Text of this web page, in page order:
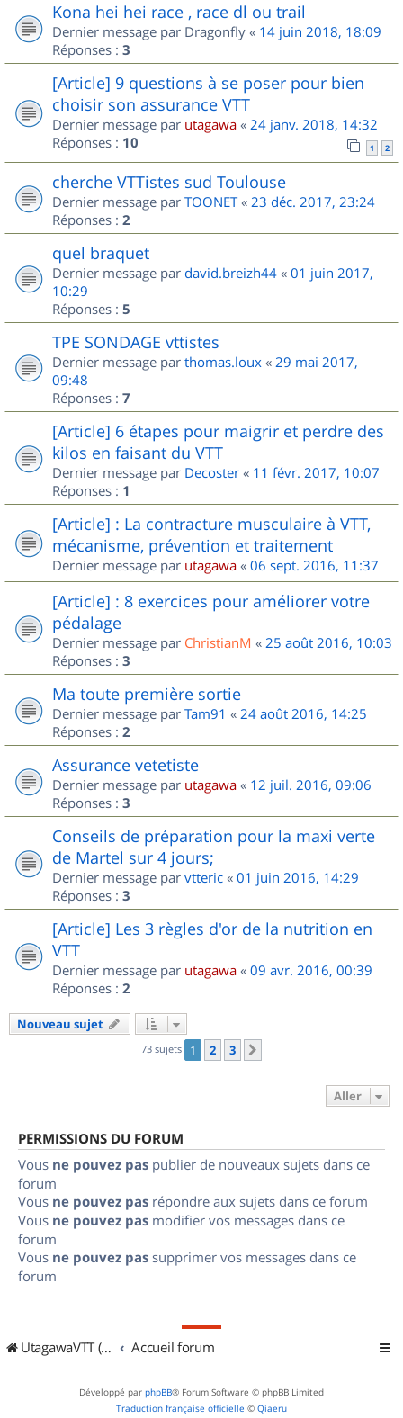
Kona hei hei race , race dl ou trail
Dernier message par Dragonfly « 14 juin 2018, 18:09
Réponses : 3
[Article] 9 questions à se poser pour bien
choisir son assurance VTT
Dernier message par utagawa « 24 janv. 2018, 14:32
Réponses : 10 1 2
cherche VTTistes sud Toulouse
Dernier message par TOONET« 23 déc. 2017, 23:24
Réponses : 2
quel braquet
Dernier message par david.breizh44 « 01 juin 2017,
10:29
Réponses : 5
TPE SONDAGE vttistes
Dernier message par thomas.loux « 29 mai 2017,
09:48
Réponses : 7
[Article] 6 étapes pour maigrir et perdre des
kilos en faisant du VTT
Dernier message par Decoster « 11 févr. 2017, 10:07
Réponses : 1
[Article] : La contracture musculaire à VTT,
mécanisme, prévention et traitement
Dernier message par utagawa « 06 sept. 2016, 11:37
[Article] : 8 exercices pour améliorer votre
pédalage
Dernier message par ChristianM « 25 août 2016, 10:03
Réponses : 3
Ma toute première sortie
Dernier message par Tam91 « 24 août 2016, 14:25
Réponses : 2
Assurance vetetiste
Dernier message par utagawa « 12 juil. 2016, 09:06
Réponses : 3
Conseils de préparation pour la maxi verte
de Martel sur 4 jours;
Dernier message par vtteric « 01 juin 2016, 14:29
Réponses : 3
[Article] Les 3 règles d'or de la nutrition en
VTT
Dernier message par utagawa « 09 avr. 2016, 00:39
Réponses : 2
Nouveau sujet
73 sujets 1 2 3
Aller
PERMISSIONS DU FORUM
Vous ne pouvez pas publier de nouveaux sujets dans ce
forum
Vous ne pouvez pas répondre aux sujets dans ce forum
Vous ne pouvez pas modifier vos messages dans ce
forum
Vous ne pouvez pas supprimer vos messages dans ce
forum
UtagawaVTT (Randos VTT et VTTAE avec traces GPS) Accueil forum
Développé par phpBB® Forum Software © phpBB Limited
Traduction française officielle © Qiaeru